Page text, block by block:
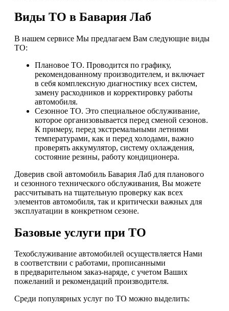
Виды ТО в Бавария Лаб
В нашем сервисе Мы предлагаем Вам следующие виды
ТО:
Плановое ТО. Проводится по графику,
рекомендованному производителем, и включает
в себя комплексную диагностику всех систем,
замену расходников и корректировку работы
автомобиля.
Сезонное ТО. Это специальное обслуживание,
которое организовывается перед сменой сезонов.
К примеру, перед экстремальными летними
температурами, как и перед холодами, важно
проверять аккумулятор, систему охлаждения,
состояние резины, работу кондиционера.
Доверив свой автомобиль Бавария Лаб для планового
и сезонного технического обслуживания, Вы можете
рассчитывать на тщательную проверку как всех
элементов автомобиля, так и критически важных для
эксплуатации в конкретном сезоне.
Базовые услуги при ТО
Техобслуживание автомобилей осуществляется Нами
в соответствии с работами, прописанными
в предварительном заказ-наряде, с учетом Ваших
пожеланий и рекомендаций производителя.
Среди популярных услуг по ТО можно выделить: